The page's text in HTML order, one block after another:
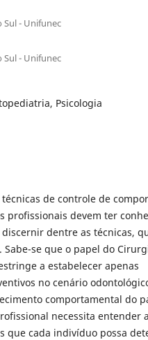
Sul - Unifunec
Sul - Unifunec
Psicologia
de controle de
profissionais devem ter
dentre as técnicas,
se que o papel do
a estabelecer apenas
no cenário
comportamental do
necessita entender
que cada indivíduo possa